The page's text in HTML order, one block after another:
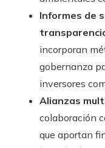
Informes de
incorporan
gobernanza
inversores
Alianzas
colaboración
que aportan